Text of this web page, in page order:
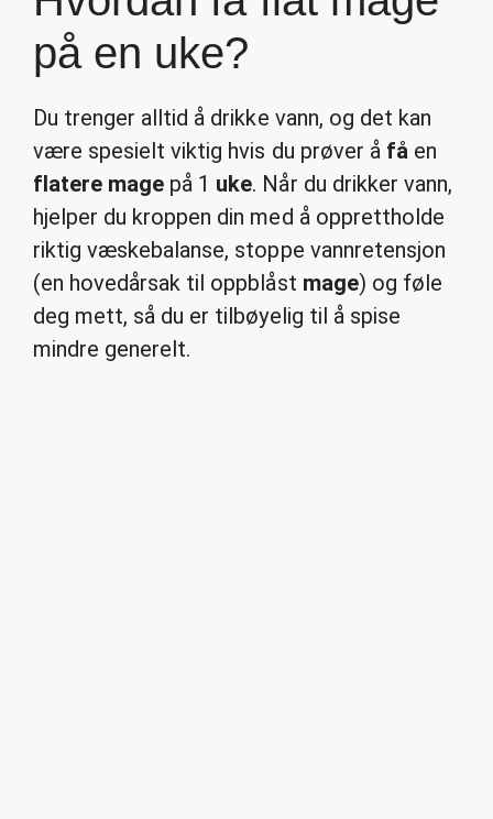
på en uke?
Du trenger alltid å drikke vann, og det kan
være spesielt viktig hvis du prøver å fåen
flatere mage på 1 uke. Når du drikker vann,
hjelper du kroppen din med å opprettholde
riktig væskebalanse, stoppe vannretensjon
(en hovedårsak til oppblåst mage) og føle
deg mett, så du er tilbøyelig til å spise
mindre generelt.